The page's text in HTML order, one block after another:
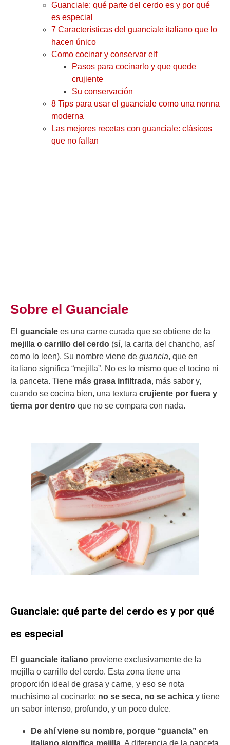
​​Guanciale: qué parte del cerdo es y por qué
es especial
7 Características del guanciale italiano que lo
hacen único
Como cocinar y conservar elf
Pasos para cocinarlo y que quede
crujiente
Su conservación
8 Tips para usar el guanciale como una nonna
moderna
Las mejores recetas con guanciale: clásicos
que no fallan
Sobre el Guanciale
El guanciale es una carne curada que se obtiene de la
mejilla o carrillo del cerdo (sí, la carita del chancho, así
como lo leen). Su nombre viene de guancia, que en
italiano significa “mejilla”. No es lo mismo que el tocino ni
la panceta. Tiene más grasa infiltrada, más sabor y,
cuando se cocina bien, una textura crujiente por fuera y
tierna por dentro que no se compara con nada.
​​Guanciale: qué parte del cerdo es y por qué
es especial
El guanciale italiano proviene exclusivamente de la
mejilla o carrillo del cerdo. Esta zona tiene una
proporción ideal de grasa y carne, y eso se nota
muchísimo al cocinarlo: no se seca, no se achica y tiene
un sabor intenso, profundo, y un poco dulce.
De ahí viene su nombre, porque “guancia” en
italiano significa mejilla. A diferencia de la panceta